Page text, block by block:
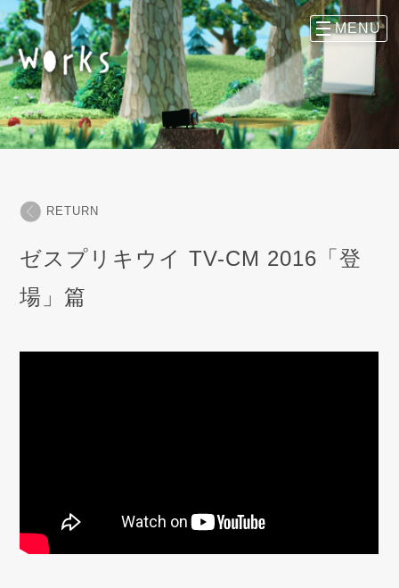
RETURN
ゼスプリキウイ TV-CM 2016「登
場」篇